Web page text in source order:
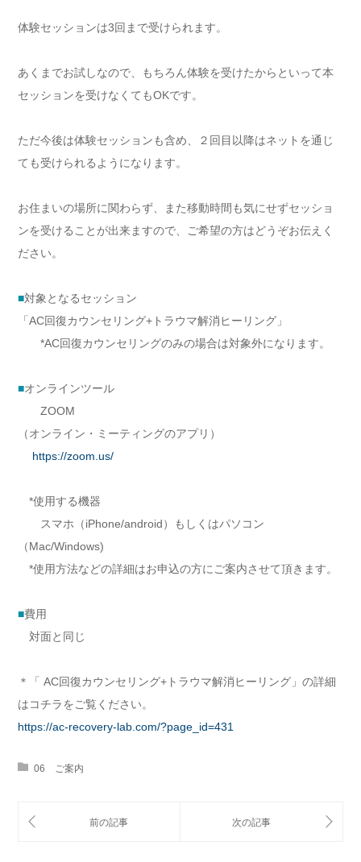
体験セッションは3回まで受けられます。
あくまでお試しなので、もちろん体験を受けたからといって本
セッションを受けなくてもOKです。
ただ今後は体験セッションも含め、２回目以降はネットを通じ
ても受けられるようになります。
お住まいの場所に関わらず、また移動時間も気にせずセッショ
ンを受けることが出来ますので、ご希望の方はどうぞお伝えく
ださい。
■対象となるセッション
「AC回復カウンセリング+トラウマ解消ヒーリング」
*AC回復カウンセリングのみの場合は対象外になります。
■オンラインツール
ZOOM
（オンライン・ミーティングのアプリ）
https://zoom.us/
*使用する機器
スマホ（iPhone/android）もしくはパソコン
（Mac/Windows)
*使用方法などの詳細はお申込の方にご案内させて頂きます。
■費用
対面と同じ
＊「 AC回復カウンセリング+トラウマ解消ヒーリング」の詳細
はコチラをご覧ください。
https://ac-recovery-lab.com/?page_id=431
06 ご案内